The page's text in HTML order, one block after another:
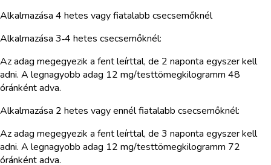
Alkalmazása 4 hetes vagy fiatalabb csecsemőknél
Alkalmazása 3‑4 hetes csecsemőknél:
Az adag megegyezik a fent leírttal, de 2 naponta egyszer kell
adni. A legnagyobb adag 12 mg/testtömegkilogramm 48
óránként adva.
Alkalmazása 2 hetes vagy ennél fiatalabb csecsemőknél:
Az adag megegyezik a fent leírttal, de 3 naponta egyszer kell
adni. A legnagyobb adag 12 mg/testtömegkilogramm 72
óránként adva.